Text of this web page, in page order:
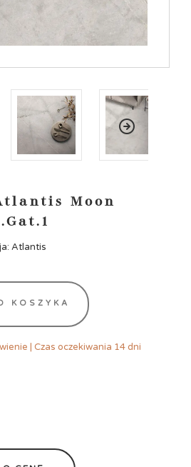
Moon
Atlantis
KOSZYKA
| Czas oczekiwania 14 dni